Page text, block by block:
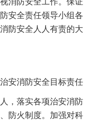
消防安全工作。保证
安全责任领导小组各
防安全人人有责的大
安消防安全目标责任
，落实各项治安消防
防火制度。加强对科